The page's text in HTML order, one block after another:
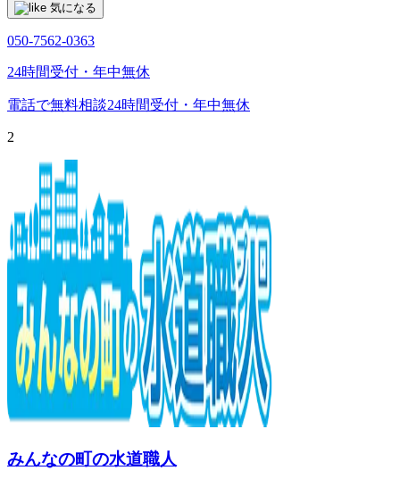
気になる
050-7562-0363
24時間受付・年中無休
電話で無料相談24時間受付・年中無休
2
みんなの町の水道職人